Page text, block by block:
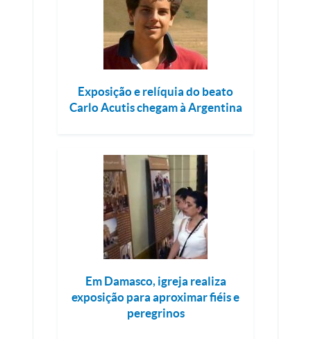
Exposição e relíquia do beato
Carlo Acutis chegam à Argentina
Em Damasco, igreja realiza
exposição para aproximar fiéis e
peregrinos